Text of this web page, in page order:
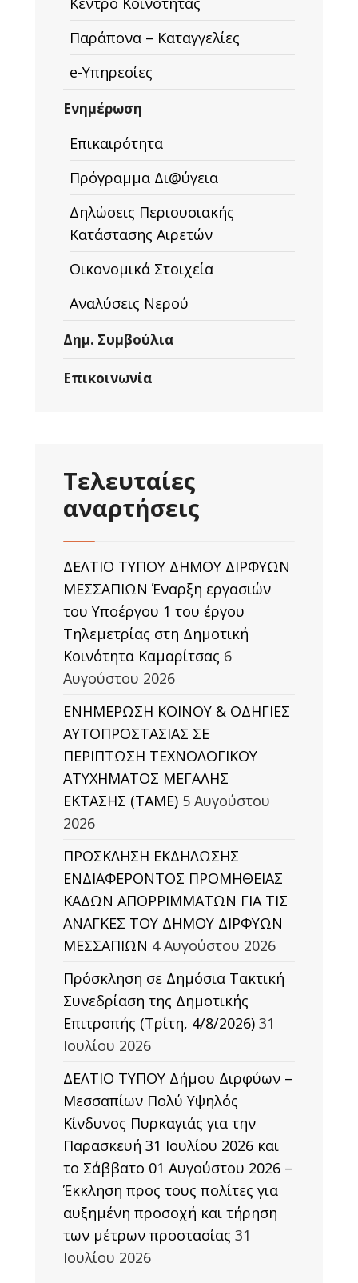
Παράπονα – Καταγγελίες
e-Υπηρεσίες
Ενημέρωση
Επικαιρότητα
Πρόγραμμα Δι@ύγεια
Δηλώσεις Περιουσιακής
Κατάστασης Αιρετών
Οικονομικά Στοιχεία
Αναλύσεις Νερού
Δημ. Συμβούλια
Επικοινωνία
Τελευταίες
αναρτήσεις
ΔΕΛΤΙΟ ΤΥΠΟΥ ΔΗΜΟΥ ΔΙΡΦΥΩΝ
ΜΕΣΣΑΠΙΩΝ Έναρξη εργασιών
του Υποέργου 1 του έργου
Τηλεμετρίας στη Δημοτική
Κοινότητα Καμαρίτσας 6
Αυγούστου 2026
ΕΝΗΜΕΡΩΣΗ ΚΟΙΝΟΥ & ΟΔΗΓΙΕΣ
ΑΥΤΟΠΡΟΣΤΑΣΙΑΣ ΣΕ
ΠΕΡΙΠΤΩΣΗ ΤΕΧΝΟΛΟΓΙΚΟΥ
ΑΤΥΧΗΜΑΤΟΣ ΜΕΓΑΛΗΣ
ΕΚΤΑΣΗΣ (TAΜΕ) 5 Αυγούστου
2026
ΠΡΟΣΚΛΗΣΗ ΕΚΔΗΛΩΣΗΣ
ΕΝΔΙΑΦΕΡΟΝΤΟΣ ΠΡΟΜΗΘΕΙΑΣ
ΚΑΔΩΝ ΑΠΟΡΡΙΜΜΑΤΩΝ ΓΙΑ ΤΙΣ
ΑΝΑΓΚΕΣ ΤΟΥ ΔΗΜΟΥ ΔΙΡΦΥΩΝ
ΜΕΣΣΑΠΙΩΝ 4 Αυγούστου 2026
Πρόσκληση σε Δημόσια Τακτική
Συνεδρίαση της Δημοτικής
Επιτροπής (Τρίτη, 4/8/2026) 31
Ιουλίου 2026
ΔΕΛΤΙΟ ΤΥΠΟΥ Δήμου Διρφύων –
Μεσσαπίων Πολύ Υψηλός
Κίνδυνος Πυρκαγιάς για την
Παρασκευή 31 Ιουλίου 2026 και
το Σάββατο 01 Αυγούστου 2026 –
Έκκληση προς τους πολίτες για
αυξημένη προσοχή και τήρηση
των μέτρων προστασίας 31
Ιουλίου 2026